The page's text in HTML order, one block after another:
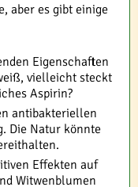
aber es gibt einige
Eigenschaften
vielleicht steckt
Aspirin?
antibakteriellen
Die Natur könnte
Effekten auf
Witwenblumen